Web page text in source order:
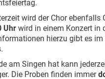
wird der Chor
Uhr wird in einem Konzert in
hierzu gibt es
am Singen hat kann
Die Proben finden immer